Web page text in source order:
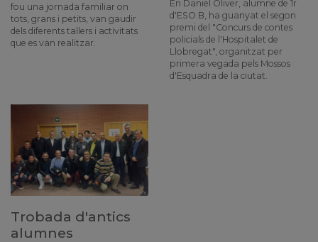
fou una jornada familiar on
tots, grans i petits, van gaudir
dels diferents tallers i activitats
que es van realitzar.
En Daniel Oliver, alumne de 1r
d'ESO B, ha guanyat el segon
premi del "Concurs de contes
policials de l'Hospitalet de
Llobregat", organitzat per
primera vegada pels Mossos
d'Esquadra de la ciutat.
Trobada d'antics
alumnes